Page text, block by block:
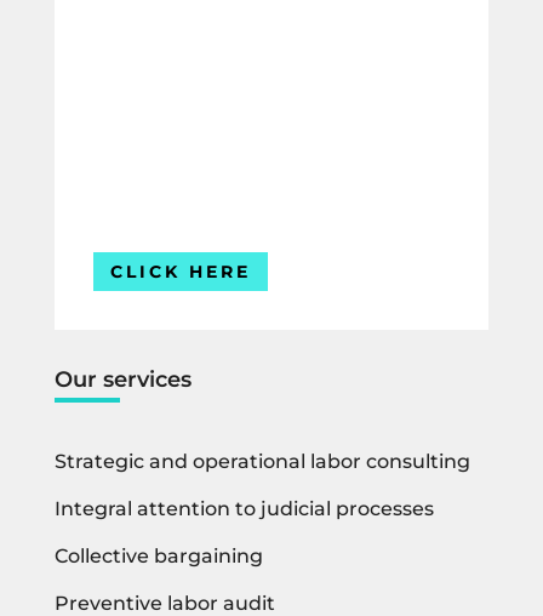
CLICK HERE
Our services
Strategic and operational labor consulting
Integral attention to judicial processes
Collective bargaining
Preventive labor audit